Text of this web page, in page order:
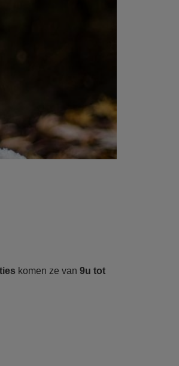
komen ze van 9u tot